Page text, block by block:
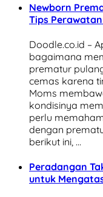
Newborn
Tips
Doodle.co.id –
bagaimana
prematur
cemas karena
Moms
kondisinya
perlu
dengan
berikut ini, …
Peradangan
untuk